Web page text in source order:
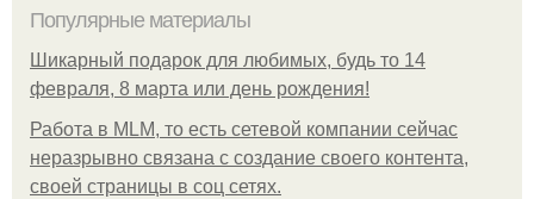
Популярные материалы
Шикарный подарок для любимых, будь то 14
февраля, 8 марта или день рождения!
Работа в MLM, то есть сетевой компании сейчас
неразрывно связана с создание своего контента,
своей страницы в соц сетях.